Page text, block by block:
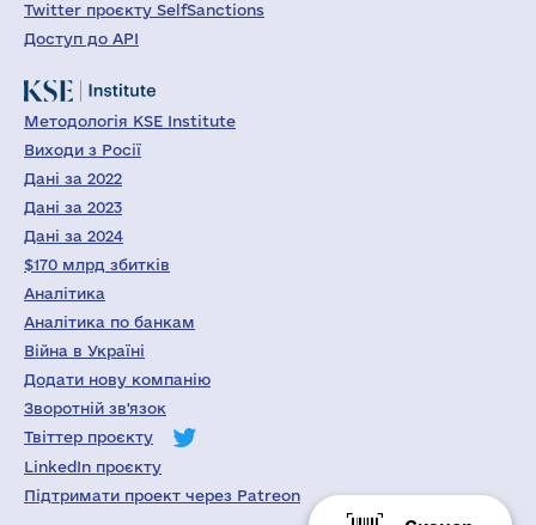
Twitter проєкту SelfSanctions
Доступ до API
Методологія KSE Institute
Виходи з Росії
Дані за 2022
Дані за 2023
Дані за 2024
$170 млрд збитків
Аналітика
Аналітика по банкам
Війна в Україні
Додати нову компанію
Зворотній зв'язок
Твіттер проєкту
LinkedIn проєкту
Підтримати проект через Patreon